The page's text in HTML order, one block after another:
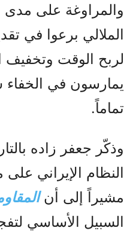
والمراوغة على
الملالي برعوا في
لربح الوقت وتخفيف
يمارسون في
تماماً.
وذكّر جعفر زاده
النظام الإيراني على
مشيراً إلى أن
السبيل الأساسي